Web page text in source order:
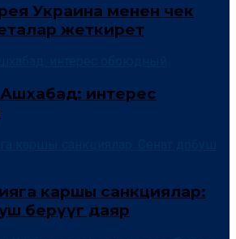
Украина менен чек
жеткирет
интерес
каршы санкциялар:
берүүгө даяр